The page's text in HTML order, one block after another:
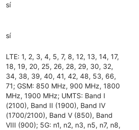
sí
sí
LTE: 1, 2, 3, 4, 5, 7, 8, 12, 13, 14, 17,
18, 19, 20, 25, 26, 28, 29, 30, 32,
34, 38, 39, 40, 41, 42, 48, 53, 66,
71; GSM: 850 MHz, 900 MHz, 1800
MHz, 1900 MHz; UMTS: Band I
(2100), Band II (1900), Band IV
(1700/2100), Band V (850), Band
VIII (900); 5G: n1, n2, n3, n5, n7, n8,